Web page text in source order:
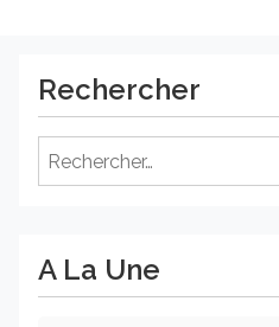
Rechercher
Rechercher :
A La Une